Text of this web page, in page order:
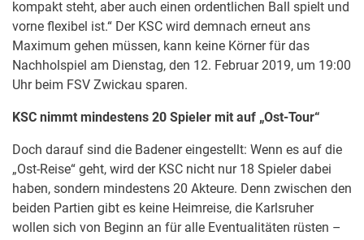
kompakt steht, aber auch einen ordentlichen Ball spielt und
vorne flexibel ist.“ Der KSC wird demnach erneut ans
Maximum gehen müssen, kann keine Körner für das
Nachholspiel am Dienstag, den 12. Februar 2019, um 19:00
Uhr beim FSV Zwickau sparen.
KSC nimmt mindestens 20 Spieler mit auf „Ost-Tour“
Doch darauf sind die Badener eingestellt: Wenn es auf die
„Ost-Reise“ geht, wird der KSC nicht nur 18 Spieler dabei
haben, sondern mindestens 20 Akteure. Denn zwischen den
beiden Partien gibt es keine Heimreise, die Karlsruher
wollen sich von Beginn an für alle Eventualitäten rüsten –